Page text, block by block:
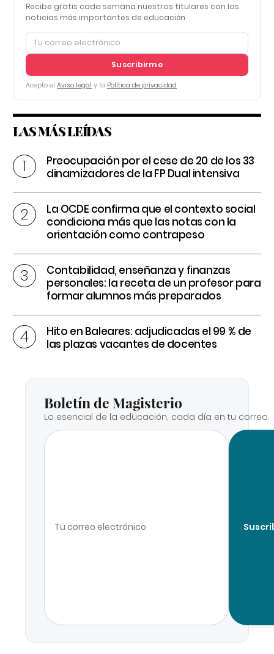
Recibe gratis cada semana nuestros titulares con las
noticias más importantes de educación
Suscribirme
Acepto el Aviso legal y la Política de privacidad
LAS MÁS LEÍDAS
Preocupación por el cese de 20 de los 33
dinamizadores de la FP Dual intensiva
La OCDE confirma que el contexto social
condiciona más que las notas con la
orientación como contrapeso
Contabilidad, enseñanza y finanzas
personales: la receta de un profesor para
formar alumnos más preparados
Hito en Baleares: adjudicadas el 99 % de
las plazas vacantes de docentes
Boletín de Magisterio
Lo esencial de la educación, cada día en tu correo.